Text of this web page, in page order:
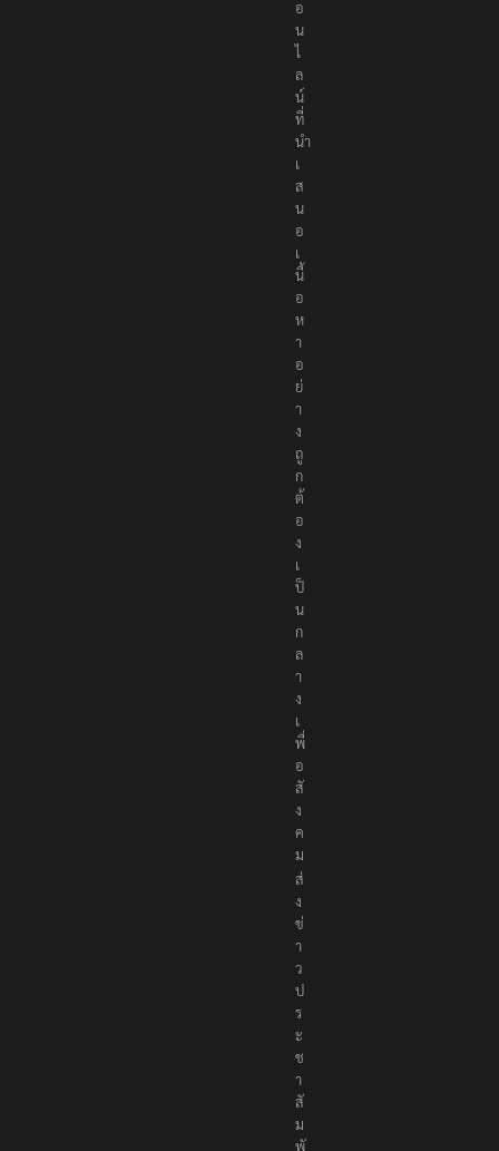
อ
น
ไ
ล
น์
ที่
นำ
เ
ส
น
อ
เ
นื้
อ
ห
า
อ
ย่
า
ง
ถู
ก
ต้
อ
ง
เ
ป็
น
ก
ล
า
ง
เ
พื่
อ
สั
ง
ค
ม
ส่
ง
ข่
า
ว
ป
ร
ะ
ช
า
สั
ม
พั